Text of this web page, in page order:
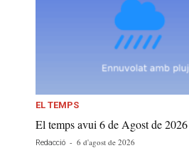
EL TEMPS
El temps avui 6 de Agost de
Redacció - 6 d'agost de 2026